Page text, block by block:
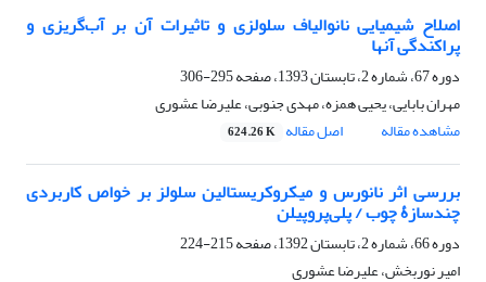
اصلاح شیمیایی نانوالیاف سلولزی و تاثیرات آن بر آب‌گریزی و
پراکندگی آنها
دوره 67، شماره 2، تابستان 1393، صفحه
295-306
مهران بابایی، یحیی همزه، مهدی جنوبی، علیرضا عشوری
مشاهده مقاله
اصل مقاله 624.26 K
بررسی اثر نانو‏‏‏رس و میکروکریستالین سلولز بر خواص کاربردی
چندسازۀ چوب / پلی‌پروپیلن
دوره 66، شماره 2، تابستان 1392، صفحه
215-224
امیر نوربخش، علیرضا عشوری